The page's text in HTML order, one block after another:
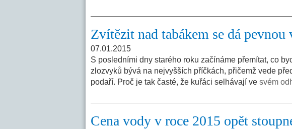
Zvítězit nad tabákem se dá
07.01.2015
S posledními dny starého roku začínáme přemítat, co
zlozvyků bývá na nejvyšších příčkách, přičemž vede
podaří. Proč je tak časté, že kuřáci selhávají ve svém
Cena vody v roce 2015 opět